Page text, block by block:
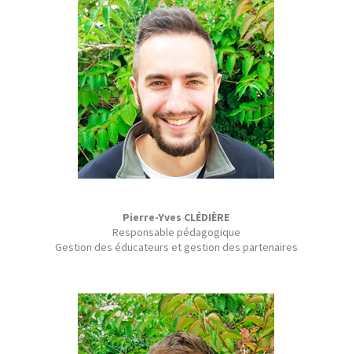
Pierre-Yves CLÉDIÈRE
Responsable pédagogique
Gestion des éducateurs et gestion des partenaires